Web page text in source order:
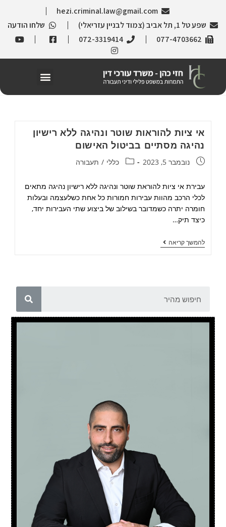
hezi.criminal.law@gmail.com
שפע טל 1, תל אביב (צמוד לבניין עזריאלי)
שלחו הודעה
077-4703662
072-3319414
אי ציות להוראות שוטר ונהיגה ללא רישיון
נהיגה מסתיים בביטול האישום
נובמבר 5, 2023 כללי / תעבורה
עבירת אי ציות להוראת שוטר ונהיגה ללא רישיון נהיגה מתאים
לכלי הרכב מהוות עבירות חמורות כל אחת כשלעצמה ובעלות
חומרה יתרה כשמדובר בשילוב של ביצוע שתי העבירות יחד,
כיצד תיק…
להמשך קריאה